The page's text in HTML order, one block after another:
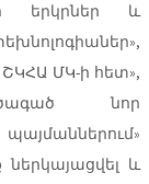
երկրներ և
ՄԿ-ի հետ»,
ծագած նոր
և